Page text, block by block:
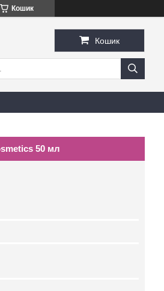
Кошик
Кошик
50 мл